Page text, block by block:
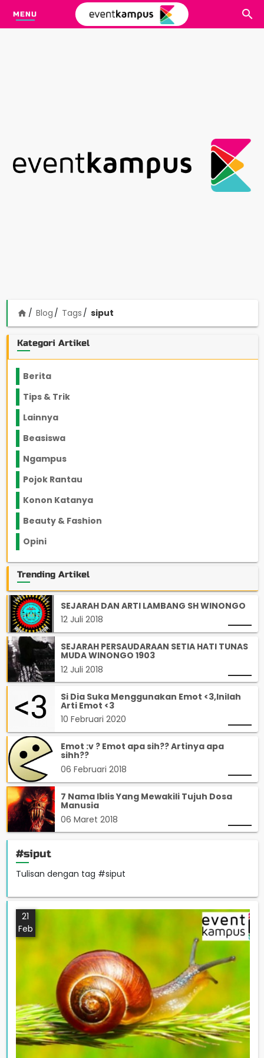
MENU
home Blog Tags siput
Kategori Artikel
Berita
Tips & Trik
Lainnya
Beasiswa
Ngampus
Pojok Rantau
Konon Katanya
Beauty & Fashion
Opini
Trending Artikel
SEJARAH DAN ARTI LAMBANG SH WINONGO
12 Juli 2018
SEJARAH PERSAUDARAAN SETIA HATI TUNAS
MUDA WINONGO 1903
12 Juli 2018
Si Dia Suka Menggunakan Emot <3,Inilah
Arti Emot <3
10 Februari 2020
Emot :v ? Emot apa sih?? Artinya apa
sihh??
06 Februari 2018
7 Nama Iblis Yang Mewakili Tujuh Dosa
Manusia
06 Maret 2018
#siput
Tulisan dengan tag #siput
21
Feb